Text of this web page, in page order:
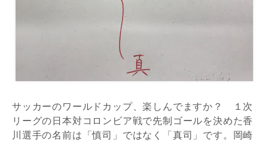
サッカーのワールドカップ、楽しんでますか？ １次
リーグの日本対コロンビア戦で先制ゴールを決めた香
川選手の名前は「慎司」ではなく「真司」です。岡崎